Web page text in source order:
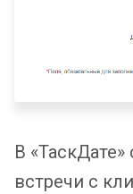
В
встречи с